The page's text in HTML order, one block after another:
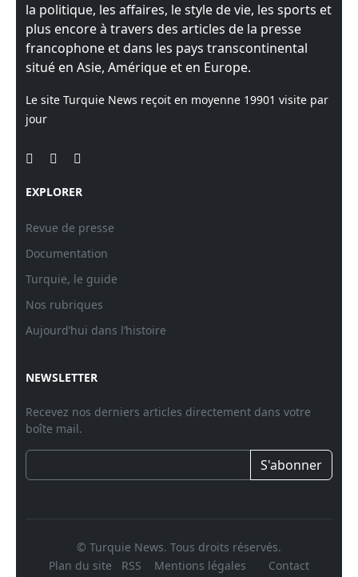
la politique, les affaires, le style de vie, les sports et
plus encore à travers des articles de la presse
francophone et dans les pays transcontinental
situé en Asie, Amérique et en Europe.
Le site Turquie News reçoit en moyenne 19901 visite par
jour
EXPLORER
Revue de presse
Documentation
Turquie, le guide
Nos rubriques
Aujourd’hui dans l’histoire
NEWSLETTER
Recevez nos derniers articles directement dans votre
boîte mail.
S'abonner
© Turquie News. Tous droits réservés.
Plan du site
RSS Mentions légales Contact